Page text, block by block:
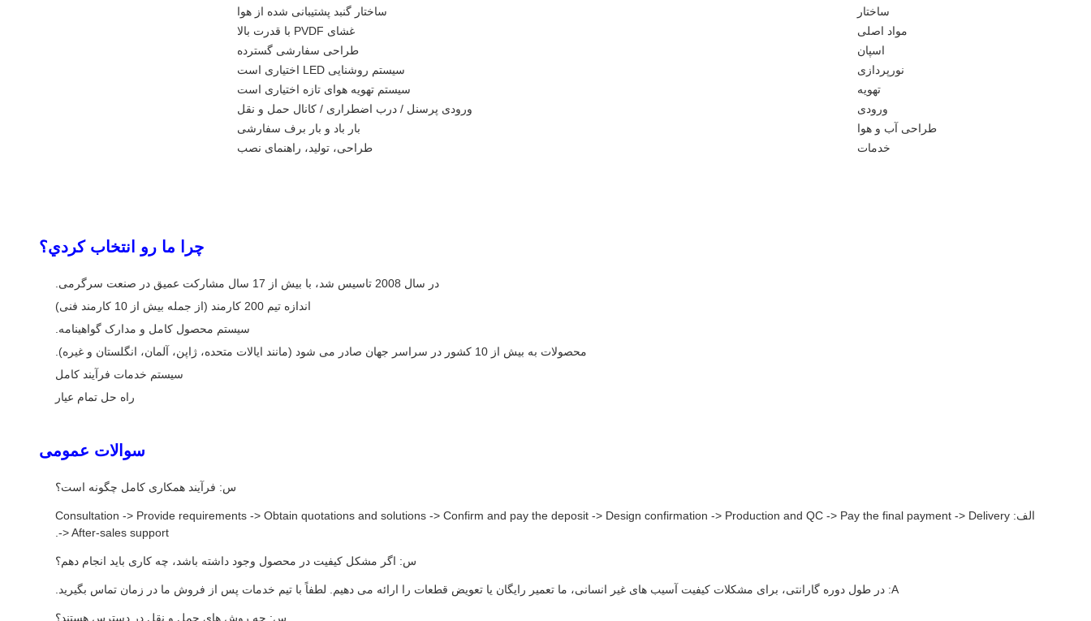
ساختار
ساختار گنبد پشتیبانی شده از هوا
مواد اصلی
غشای PVDF با قدرت بالا
اسپان
طراحی سفارشی گسترده
نورپردازی
سیستم روشنایی LED اختیاری است
تهویه
سیستم تهویه هوای تازه اختیاری است
ورودی
ورودی پرسنل / درب اضطراری / کانال حمل و نقل
طراحی آب و هوا
بار باد و بار برف سفارشی
خدمات
طراحی، تولید، راهنمای نصب
چرا ما رو انتخاب کردي؟
در سال 2008 تاسیس شد، با بیش از 17 سال مشارکت عمیق در صنعت سرگرمی.
اندازه تیم 200 کارمند (از جمله بیش از 10 کارمند فنی)
سیستم محصول کامل و مدارک گواهینامه.
محصولات به بیش از 10 کشور در سراسر جهان صادر می شود (مانند ایالات متحده، ژاپن، آلمان، انگلستان و غیره).
سیستم خدمات فرآیند کامل
راه حل تمام عیار
سوالات عمومی
س: فرآیند همکاری کامل چگونه است؟
الف: Consultation -> Provide requirements -> Obtain quotations and solutions -> Confirm and pay the deposit -> Design confirmation -> Production and QC -> Pay the final payment -> Delivery
-> After-sales support.
س: اگر مشکل کیفیت در محصول وجود داشته باشد، چه کاری باید انجام دهم؟
A: در طول دوره گارانتی، برای مشکلات کیفیت آسیب های غیر انسانی، ما تعمیر رایگان یا تعویض قطعات را ارائه می دهیم. لطفاً با تیم خدمات پس از فروش ما در زمان تماس بگیرید.
س: چه روش های حمل و نقل در دسترس هستند؟